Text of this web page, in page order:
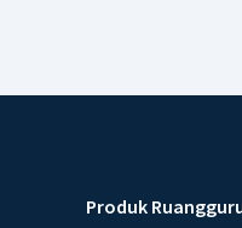
Produk